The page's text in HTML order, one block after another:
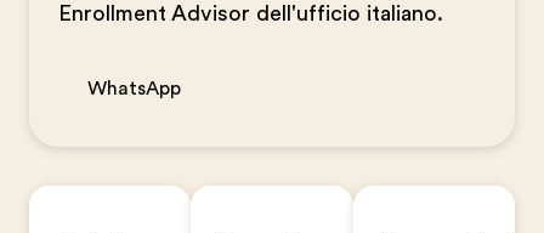
Enrollment Advisor dell'ufficio italiano.
WhatsApp